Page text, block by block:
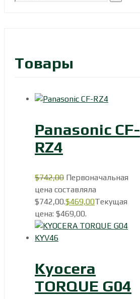
Товары
Panasonic CF-
RZ4
$742,00 Первоначальная
цена составляла
$742,00.$469,00Текущая
цена: $469,00.
Kyocera
TORQUE G04